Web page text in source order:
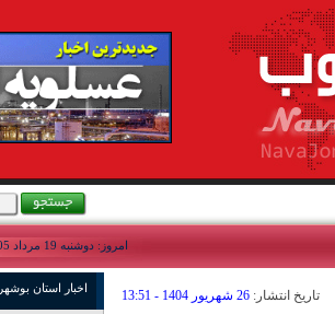
امروز: دوشنبه 19 مرداد 1405 / Monday 10 Aug 2026
تاريخ انتشار: 26 شهريور 1404 - 13:51 اخبار استان بوشهر